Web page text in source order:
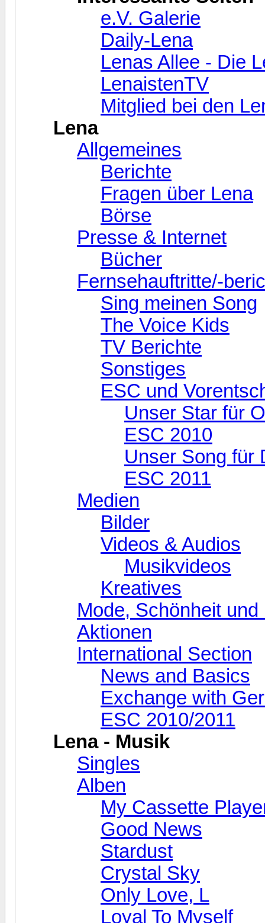
e.V. Galerie
Daily-Lena
Lenas Allee - Die
LenaistenTV
Mitglied bei den
Lena
Allgemeines
Berichte
Fragen über Lena
Börse
Presse & Internet
Bücher
Fernsehauftritte/-
Sing meinen Song
The Voice Kids
TV Berichte
Sonstiges
ESC und
Unser Star für
ESC 2010
Unser Song für
ESC 2011
Medien
Bilder
Videos & Audios
Musikvideos
Kreatives
Mode, Schönheit und
Aktionen
International Section
News and Basics
Exchange with
ESC 2010/2011
Lena - Musik
Singles
Alben
My Cassette
Good News
Stardust
Crystal Sky
Only Love, L
Loyal To Myself